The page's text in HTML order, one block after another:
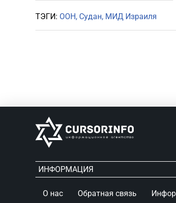
ТЭГИ: ООН Судан МИД Израиля
ИНФОРМАЦИЯ
О нас Обратная связь